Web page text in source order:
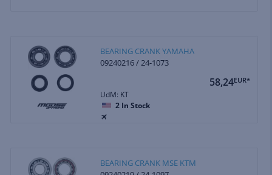
BEARING CRANK YAMAHA
09240216 / 24-1073
58,24EUR*
UdM: KT
2 In Stock
BEARING CRANK MSE KTM